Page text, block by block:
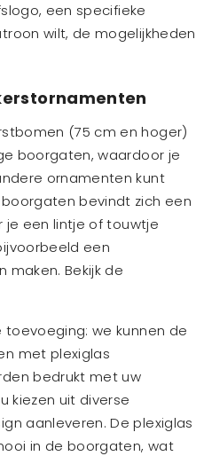
een specifieke
wilt, de mogelijkheden
(75 cm en hoger)
boorgaten, waardoor je
ornamenten kunt
bevindt zich een
je een lintje of touwtje
een
maken. Bekijk de
toevoeging: we kunnen de
met plexiglas
bedrukt met uw
kiezen uit diverse
aanleveren. De plexiglas
in de boorgaten, wat